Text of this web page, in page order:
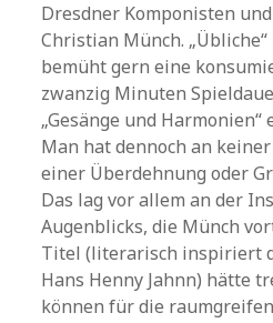
Dresdner Komponisten
Christian Münch.
bemüht gern eine
zwanzig Minuten
„Gesänge und Harmonien“
Man hat dennoch an
einer Überdehnung oder
Das lag vor allem an der
Augenblicks, die Münch
Titel (literarisch inspiriert
Hans Henny Jahnn) hätte
können für die